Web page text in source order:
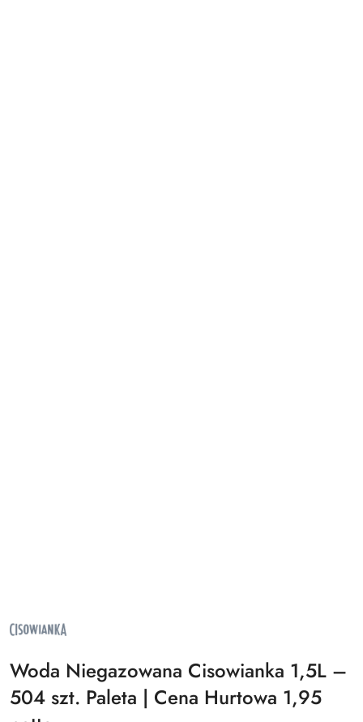
NAZWA
PRODUCENTA:
Woda Niegazowana Cisowianka 1,5L –
504 szt. Paleta | Cena Hurtowa 1,95